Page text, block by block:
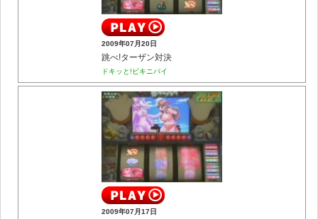
2009年07月20日
跳べ!ターザン対決
ドキッと!ビキニパイ
2009年07月17日